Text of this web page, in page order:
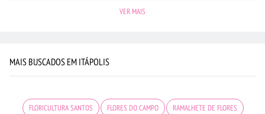
VER MAIS
MAIS BUSCADOS EM ITÁPOLIS
FLORICULTURA SANTOS FLORES DO CAMPO RAMALHETE DE FLORES